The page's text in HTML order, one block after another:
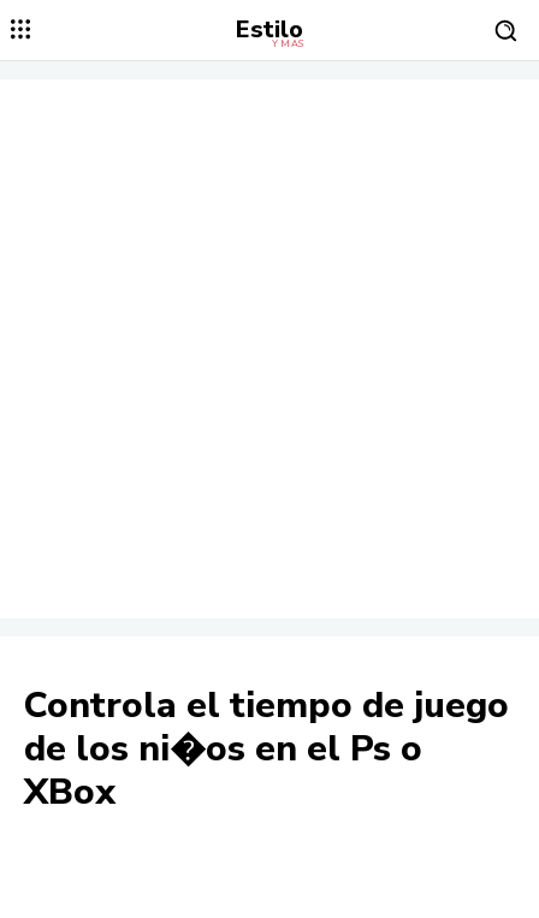
Estilo
Y MÁS
Controla el tiempo de juego
de los ni�os en el Ps o
XBox